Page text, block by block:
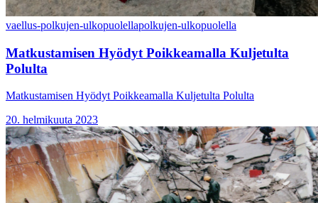
vaellus-polkujen-ulkopuolellapolkujen-ulkopuolella
Matkustamisen Hyödyt Poikkeamalla Kuljetulta
Polulta
Matkustamisen Hyödyt Poikkeamalla Kuljetulta Polulta
20. helmikuuta 2023